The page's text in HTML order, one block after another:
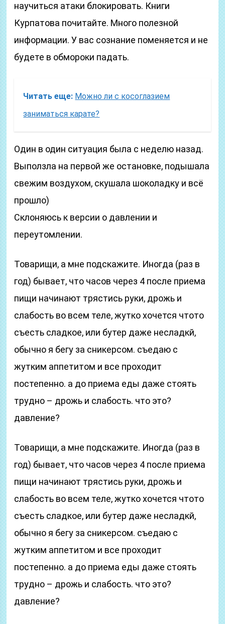
научиться атаки блокировать. Книги
Курпатова почитайте. Много полезной
информации. У вас сознание поменяется и не
будете в обмороки падать.
Читать еще: Можно ли с косоглазием
заниматься карате?
Один в один ситуация была с неделю назад.
Выползла на первой же остановке, подышала
свежим воздухом, скушала шоколадку и всё
прошло)
Склоняюсь к версии о давлении и
переутомлении.
Товарищи, а мне подскажите. Иногда (раз в
год) бывает, что часов через 4 после приема
пищи начинают трястись руки, дрожь и
слабость во всем теле, жутко хочется чтото
съесть сладкое, или бутер даже несладкй,
обычно я бегу за сникерсом. съедаю с
жутким аппетитом и все проходит
постепенно. а до приема еды даже стоять
трудно – дрожь и слабость. что это?
давление?
Товарищи, а мне подскажите. Иногда (раз в
год) бывает, что часов через 4 после приема
пищи начинают трястись руки, дрожь и
слабость во всем теле, жутко хочется чтото
съесть сладкое, или бутер даже несладкй,
обычно я бегу за сникерсом. съедаю с
жутким аппетитом и все проходит
постепенно. а до приема еды даже стоять
трудно – дрожь и слабость. что это?
давление?